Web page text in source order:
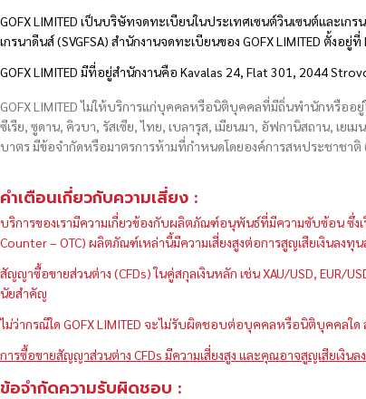
GOFX LIMITED เป็นบริษัทจดทะเบียนในประเทศเซนต์วินเซนต์และเ
เกรนาดีนส์ (SVGFSA) สำนักงานจดทะเบียนของ GOFX LIMITED ตั้ง
GOFX LIMITED มีที่อยู่สำนักงานคือ Kavalas 24, Flat 301, 2044
GOFX LIMITED ไม่ให้บริการแก่บุคคลหรือนิติบุคคลที่มีถิ่นพำนักหรืออ
ซีเรีย, ซูดาน, คิวบา, รัสเซีย, ไทย, เบลารุส, เมียนมา, อัฟกานิสถาน, เย
บาตร มีข้อจำกัดหรือมาตรการห้ามที่กำหนดโดยองค์การสหประชาชา
คำเตือนเกี่ยวกับความเสี่ยง :
บริการของเรามีความเกี่ยวข้องกับผลิตภัณฑ์อนุพันธ์ที่มีความซับซ้อน ซึ่
Counter – OTC) ผลิตภัณฑ์เหล่านี้มีความเสี่ยงสูงต่อการสูญเสียเงินลง
สัญญาซื้อขายส่วนต่าง (CFDs) ในคู่สกุลเงินหลัก เช่น XAU/USD, EUR/
นัยสำคัญ
ไม่ว่ากรณีใด GOFX LIMITED จะไม่รับผิดชอบต่อบุคคลหรือนิติบุคคลใ
การซื้อขายสัญญาส่วนต่าง CFDs มีความเสี่ยงสูง และคุณอาจสูญเสียเงิน
ข้อจำกัดความรับผิดชอบ :